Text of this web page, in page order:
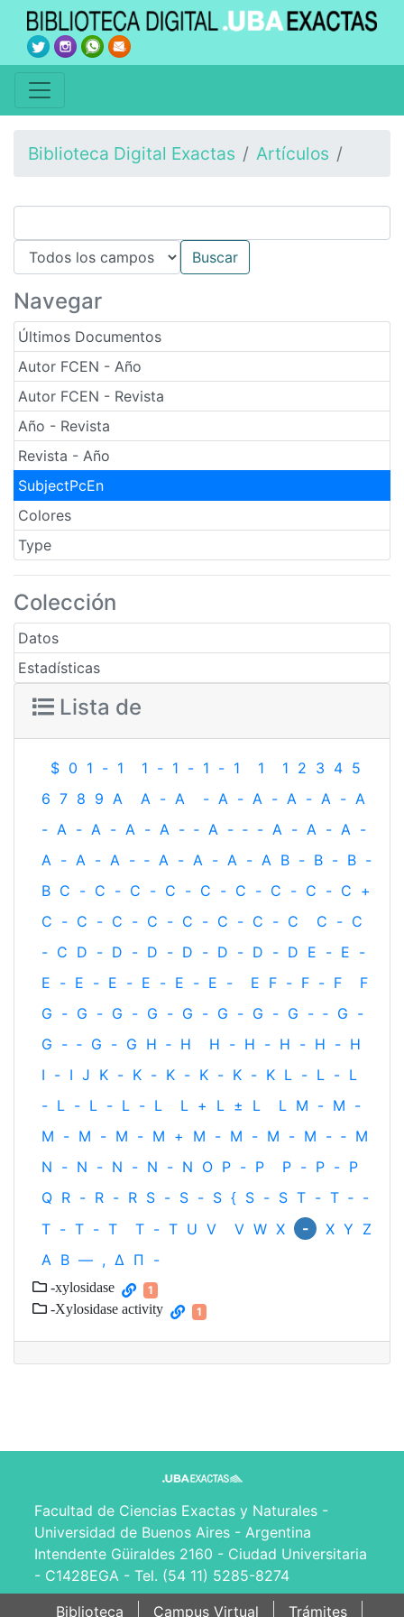
Biblioteca Digital Exactas Artículos
Navegar
Últimos Documentos
Autor FCEN - Año
Autor FCEN - Revista
Año - Revista
Revista - Año
SubjectPcEn
Colores
Type
Colección
Datos
Estadísticas
Lista de
$ 0 1 - 1 1 - 1 - 1 - 1 1 1 2 3 4 5
6 7 8 9 A A - A - A - A - A - A - A
- A - A - A - A - ‐ A - ‐ - A - A - A -
A - A - A - ‐ A - A - A - A B - B - B -
B C - C - C - C - C - C - C - C - C +
C - C - C - C - C - C - C - C C - C
- C D - D - D - D - D - D - D E - E -
E - E - E - E - E - E - E F - F - F
F
G - G - G - G - G - G - G - G - ‐ G -
G - ‐ G - G H ‐ H H - H - H - H - H
I - I J K - K - K - K - K - K L - L - L
- L - L - L - L L + L ± L L M - M -
M - M - M - M + M - M - M - M - ‐ M
N - N - N - N - N O P - P P - P - P
Q R - R - R S - S - S { S - S T - T ‐ -
T - T - T T - T U V V W X - X Y Z
Α Β — , Δ Π -
-xylosidase 1
-Xylosidase activity 1
Facultad de Ciencias Exactas y Naturales -
Universidad de Buenos Aires - Argentina
Intendente Güiraldes 2160 - Ciudad Universitaria
- C1428EGA - Tel. (54 11) 5285-8274
Biblioteca
Campus Virtual Trámites